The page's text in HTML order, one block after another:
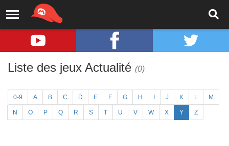
Liste des jeux Actualité (0)
0-9 A B C D E F G H J K L M
N O P Q R S T U V W X Y Z